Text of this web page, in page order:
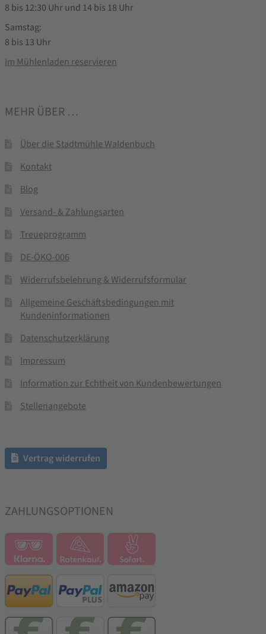
8 bis 12:30 Uhr und 14 bis 18 Uhr
Samstag:
8 bis 13 Uhr
Im Mühlenladen reservieren
MEHR ÜBER …
Über die Stadtmühle Waldenbuch
Kontakt
Blog
Versand- & Zahlungsarten
Treueprogramm
DE-ÖKO-006
Widerrufsbelehrung & Widerrufsformular
Allgemeine Geschäftsbedingungen mit
Kundeninformationen
Datenschutzerklärung
Impressum
Information zur Echtheit von Kundenbewertungen
Stellenangebote
Vertrag widerrufen
ZAHLUNGSOPTIONEN